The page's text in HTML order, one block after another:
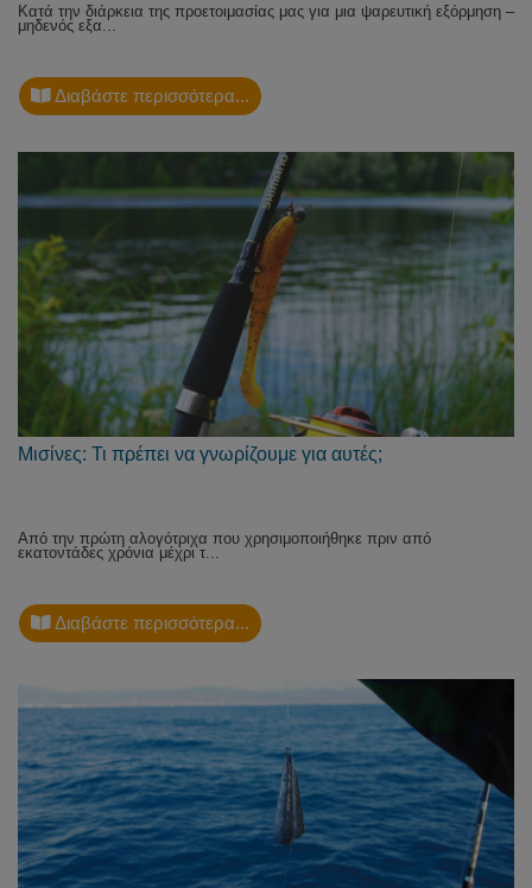
Κατά την διάρκεια της προετοιμασίας μας για μια ψαρευτική εξόρμηση –
μηδενός εξα...
Διαβάστε περισσότερα...
Μισίνες: Τι πρέπει να γνωρίζουμε για αυτές;
Από την πρώτη αλογότριχα που χρησιμοποιήθηκε πριν από
εκατοντάδες χρόνια μέχρι τ...
Διαβάστε περισσότερα...